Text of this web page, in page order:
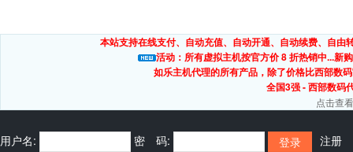
本站支持在线支付、自动充值、自动开通、自动续费、自
活动：所有虚拟主机按官方价 8 折热销中...新
如乐主机代理的所有产品，除了价格比西部数
全国3强 - 西部数
点击查
用户名: 密 码: 注册